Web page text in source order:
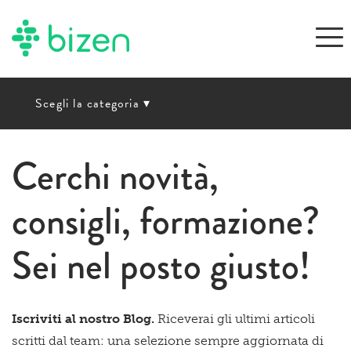
Scegli la categoria ▾
Cerchi novità,
consigli, formazione?
Sei nel posto giusto!
Iscriviti al nostro Blog. Riceverai gli ultimi articoli
scritti dal team: una selezione sempre aggiornata di